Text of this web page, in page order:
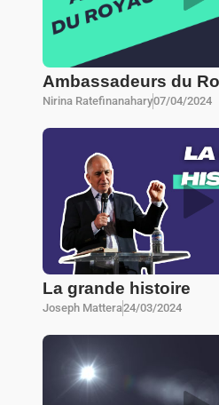
Ambassadeurs du
Nirina Ratefinanahary07/04/2024
La grande histoire
Joseph Mattera24/03/2024